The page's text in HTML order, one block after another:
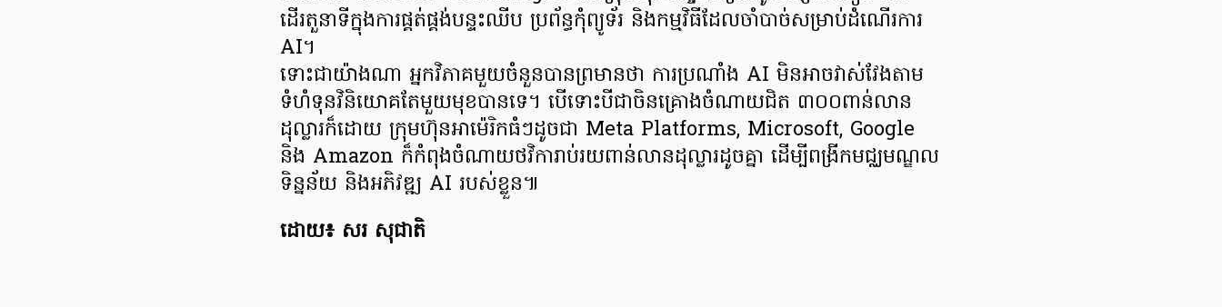
ដើរតួនាទីក្នុងការផ្គត់ផ្គង់បន្ទះឈីប ប្រព័ន្ធកុំព្យូទ័រ និងកម្មវិធីដែលចាំបាច់សម្រាប់ដំណើរការ
AI។
ទោះជាយ៉ាងណា អ្នកវិភាគមួយចំនួនបានព្រមានថា ការប្រណាំង AI មិនអាចវាស់វែងតាម
ទំហំទុនវិនិយោគតែមួយមុខបានទេ។ បើទោះបីជាចិនគ្រោងចំណាយជិត ៣០០ពាន់លាន
ដុល្លារក៏ដោយ ក្រុមហ៊ុនអាម៉េរិកធំៗដូចជា Meta Platforms, Microsoft, Google
និង Amazon ក៏កំពុងចំណាយថវិការាប់រយពាន់លានដុល្លារដូចគ្នា ដើម្បីពង្រីកមជ្ឈមណ្ឌល
ទិន្នន័យ និងអភិវឌ្ឍ AI របស់ខ្លួន៕
ដោយ៖ សរ សុជាតិ